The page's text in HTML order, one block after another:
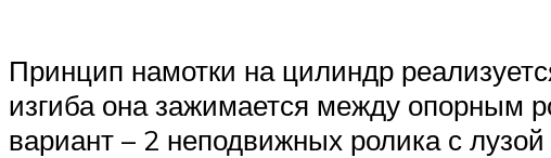
Принцип намотки на цилиндр
изгиба она зажимается между
вариант – 2 неподвижных ролика с